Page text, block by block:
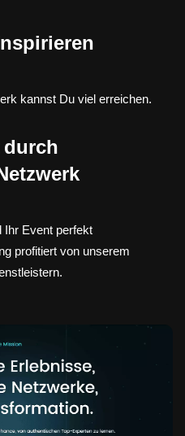
kannst Du viel erreichen.
durch
Ihr Event perfekt
profitiert von unserem